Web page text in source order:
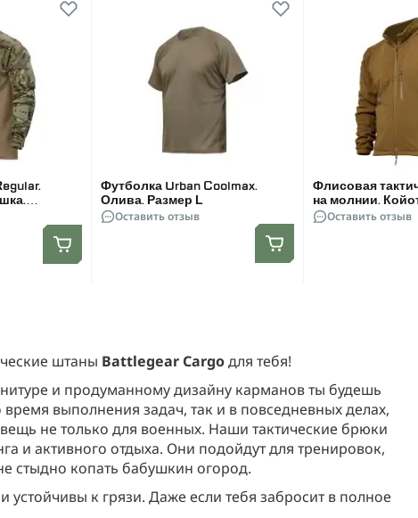
штаны Battlegear Cargoдля тебя!
и продуманному дизайну карманов ты будешь
выполнения задач, так и в повседневных делах,
не только для военных. Наши тактические брюки
и активного отдыха. Они подойдут для тренировок,
стыдно копать бабушкин огород.
устойчивы к грязи. Даже если тебя забросит в полное
L
Футболка Urban Coolmax.
Олива. Размер L
Оставить отзыв
Флисовая
на молнии.
Размер XL
Оставить отзыв